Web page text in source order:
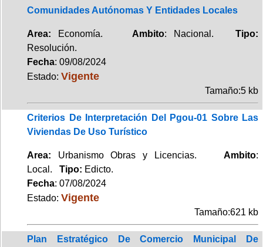
Comunidades Autónomas Y Entidades Locales
Area: Economía. Ambito: Nacional.Tipo:
Resolución.
Fecha: 09/08/2024
Estado: Vigente
Tamaño:5 kb
Criterios De Interpretación Del Pgou-01 Sobre Las
Viviendas De Uso Turístico
Area: Urbanismo Obras y Licencias. Ambito:
Local. Tipo: Edicto.
Fecha: 07/08/2024
Estado: Vigente
Tamaño:621 kb
Plan Estratégico De Comercio Municipal De